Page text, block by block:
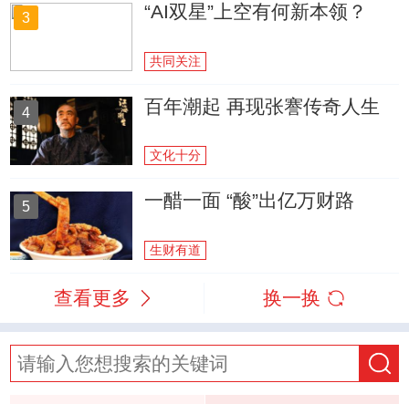
3 “AI双星”上空有何新本领？
共同关注
4 百年潮起 再现张謇传奇人生
文化十分
5 一醋一面 “酸”出亿万财路
生财有道
查看更多 换一换